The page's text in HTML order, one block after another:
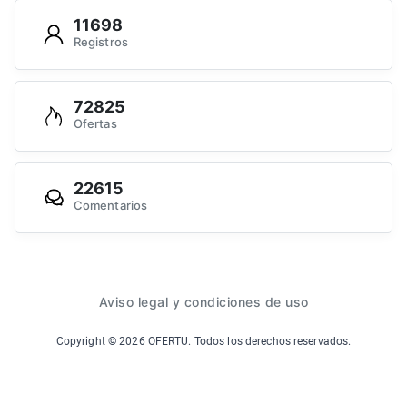
11698
Registros
72825
Ofertas
22615
Comentarios
Aviso legal y condiciones de uso
Copyright ©2026 OFERTU. Todos los derechos reservados.